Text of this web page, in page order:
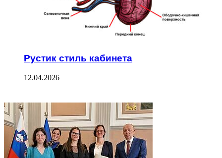
Рустик стиль кабинета
12.04.2026